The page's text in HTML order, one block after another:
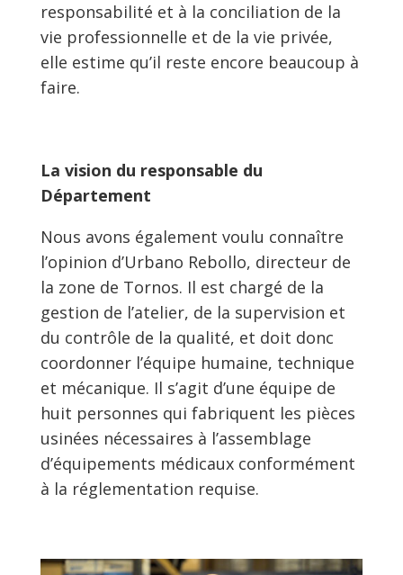
responsabilité et à la conciliation de la
vie professionnelle et de la vie privée,
elle estime qu’il reste encore beaucoup à
faire.
La vision du responsable du
Département
Nous avons également voulu connaître
l’opinion d’Urbano Rebollo, directeur de
la zone de Tornos. Il est chargé de la
gestion de l’atelier, de la supervision et
du contrôle de la qualité, et doit donc
coordonner l’équipe humaine, technique
et mécanique. Il s’agit d’une équipe de
huit personnes qui fabriquent les pièces
usinées nécessaires à l’assemblage
d’équipements médicaux conformément
à la réglementation requise.